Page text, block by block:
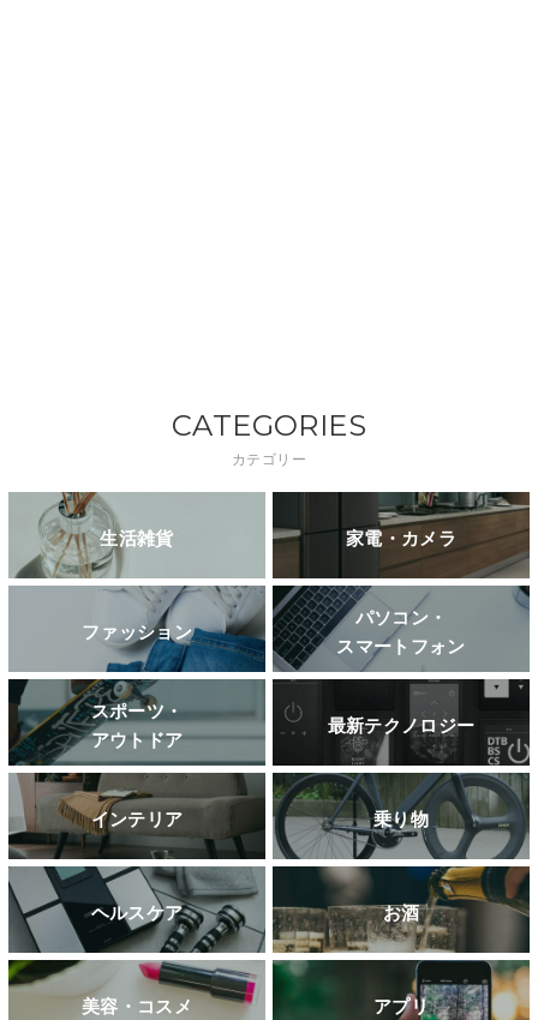
CATEGORIES
カテゴリー
生活雑貨 家電・カメラ
ファッション
パソコン・
スマートフォン
スポーツ・
アウトドア
最新テクノロジー
インテリア 乗り物
ヘルスケア お酒
美容・コスメ アプリ